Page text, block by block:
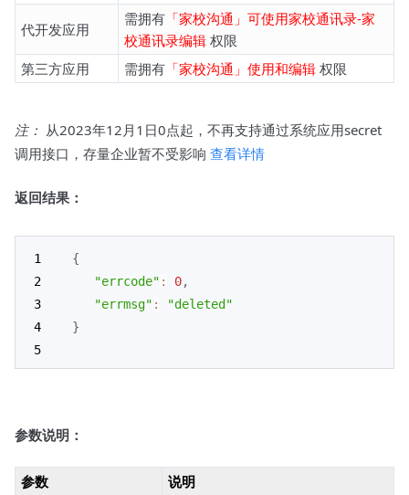
代开发应用
需拥有 「家校沟通」可使用家校通讯录-家
校通讯录编辑 权限
第三方应用
需拥有 「家校沟通」使用和编辑 权限
注： 从2023年12月1日0点起，不再支持通过系统应用secret
调用接口，存量企业暂不受影响 查看详情
返回结果：
{
"errcode" : 0,
"errmsg" :
"deleted"
}
参数说明：
参数 说明